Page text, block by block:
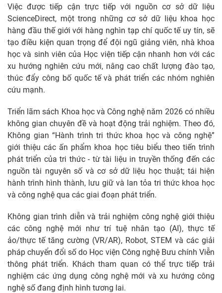
Việc được tiếp cận trực tiếp với nguồn cơ sở dữ liệu
ScienceDirect, một trong những cơ sở dữ liệu khoa học
hàng đầu thế giới với hàng nghìn tạp chí quốc tế uy tín, sẽ
tạo điều kiện quan trọng để đội ngũ giảng viên, nhà khoa
học và sinh viên của Học viện tiếp cận nhanh hơn với các
xu hướng nghiên cứu mới, nâng cao chất lượng đào tạo,
thúc đẩy công bố quốc tế và phát triển các nhóm nghiên
cứu mạnh.
Triển lãm sách Khoa học và Công nghệ năm 2026 có nhiều
không gian chuyên đề và hoạt động trải nghiệm. Theo đó,
Không gian “Hành trình tri thức khoa học và công nghệ”
giới thiệu các ấn phẩm khoa học tiêu biểu theo tiến trình
phát triển của tri thức - từ tài liệu in truyền thống đến các
nguồn tài nguyên số và cơ sở dữ liệu học thuật; tái hiện
hành trình hình thành, lưu giữ và lan tỏa tri thức khoa học
và công nghệ qua các giai đoạn phát triển.
Không gian trình diễn và trải nghiệm công nghệ giới thiệu
các công nghệ mới như trí tuệ nhân tạo (AI), thực tế
ảo/thực tế tăng cường (VR/AR), Robot, STEM và các giải
pháp chuyển đổi số do Học viện Công nghệ Bưu chính Viễn
thông phát triển. Khách tham quan có thể trực tiếp trải
nghiệm các ứng dụng công nghệ mới và xu hướng công
nghệ số đang định hình tương lai.